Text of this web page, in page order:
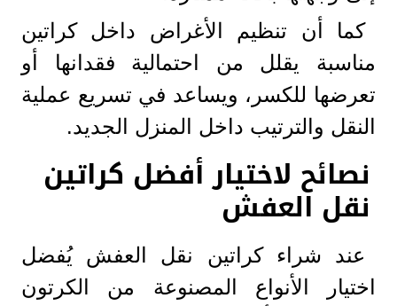
كما أن تنظيم الأغراض داخل كراتين
مناسبة يقلل من احتمالية فقدانها أو
تعرضها للكسر، ويساعد في تسريع عملية
النقل والترتيب داخل المنزل الجديد.
نصائح لاختيار أفضل كراتين
نقل العفش
عند شراء كراتين نقل العفش يُفضل
اختيار الأنواع المصنوعة من الكرتون